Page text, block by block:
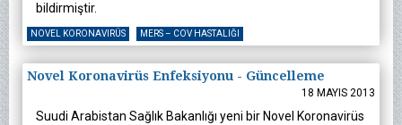
bildirmiştir.
NOVEL KORONAVIRÜS MERS – COV HASTALIĞI
Novel Koronavirüs Enfeksiyonu - Güncelleme
18 MAYIS 2013
Suudi Arabistan Sağlık Bakanlığı yeni bir Novel Koronavirüs